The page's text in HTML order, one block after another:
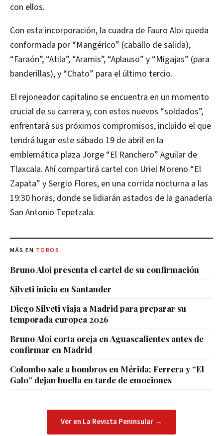
con ellos.
Con esta incorporación, la cuadra de Fauro Aloi queda
conformada por “Mangérico” (caballo de salida),
“Faraón”, “Atila”, “Aramis”, “Aplauso” y “Migajas” (para
banderillas), y “Chato” para el último tercio.
El rejoneador capitalino se encuentra en un momento
crucial de su carrera y, con estos nuevos “soldados”,
enfrentará sus próximos compromisos, incluido el que
tendrá lugar este sábado 19 de abril en la
emblemática plaza Jorge “El Ranchero” Aguilar de
Tlaxcala. Ahí compartirá cartel con Uriel Moreno “El
Zapata” y Sergio Flores, en una corrida nocturna a las
19:30 horas, donde se lidiarán astados de la ganadería
San Antonio Tepetzala.
MÁS EN TOROS
Bruno Aloi presenta el cartel de su confirmación
Silveti inicia en Santander
Diego Silveti viaja a Madrid para preparar su
temporada europea 2026
Bruno Aloi corta oreja en Aguascalientes antes de
confirmar en Madrid
Colombo sale a hombros en Mérida; Ferrera y “El
Galo” dejan huella en tarde de emociones
Ver en La Revista Peninsular →